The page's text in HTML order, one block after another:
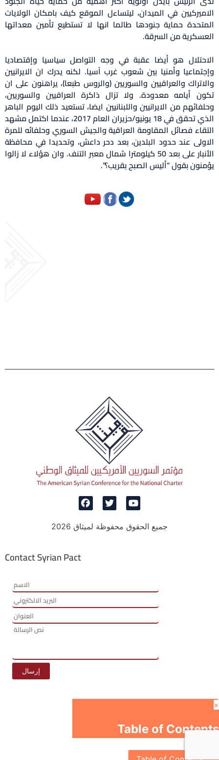
الاميركيين في الميدان، ليتساءل الموقع كيف بامكان الولايات
المتحدة حماية جنودها طالما انها لا تستطيع تأمين معداتها
العسكرية من السرقة.
الاحتلال هو أيضا عقبة في وجه التواصل سياسيا وإقتصاديا
وإجتماعيا وأمنيا بين شعوب غرب آسيا. لكنه يدرك ان الايرانيين
والاتراك والعراقيين والسوريين (والروس طبعا)، يراهنون على ان
تكون أيامه معدودة. ولا تزال ذاكرة العراقيين والسوريين،
وحلفائهم من الايرانيين واللبنانيين ايضا، تستعيد ذلك اليوم الباهر
الذي تحقق في 18 يونيو/حزيران العام 2017، عندما اكتمل مشهد
التقاء فصائل المقاومة العراقية والجيش السوري وحلفائه للمرة
الاولى عند حدود البلدين، بعد دحر داعش، وتحديدا في محافظة
الأنبار على بعد 50 كيلومترا شمال معبر التنف. وان هؤلاء لا زالوا
يؤمنون بقول “أليس الصبح بقريب؟”.
جميع الحقوق محفوظة لميثاق 2026
Contact Syrian Pact
×
Table of Contents